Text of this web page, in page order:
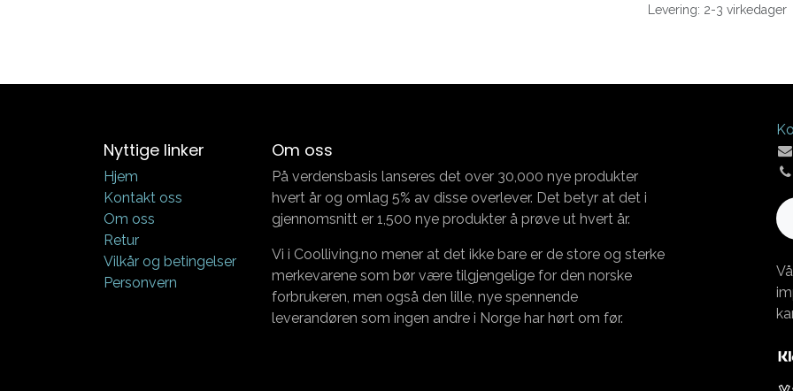
Levering: 2-3 virkedager
Nyttige linker
Hjem
Kontakt oss
Om oss
Retur
Vilkår og betingelser
Personvern
Om oss
På verdensbasis lanseres det over 30,000 nye produkter
hvert år og omlag 5% av disse overlever. Det betyr at det i
gjennomsnitt er 1,500 nye produkter å prøve ut hvert år.
Vi i Coolliving.no mener at det ikke bare er de store og sterke
merkevarene som bør være tilgjengelige for den norske
forbrukeren, men også den lille, nye spennende
leverandøren som ingen andre i Norge har hørt om før.